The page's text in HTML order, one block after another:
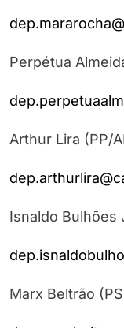
Perpétua
Arthur Lira (PP/
Isnaldo Bulhões
Marx Beltrão